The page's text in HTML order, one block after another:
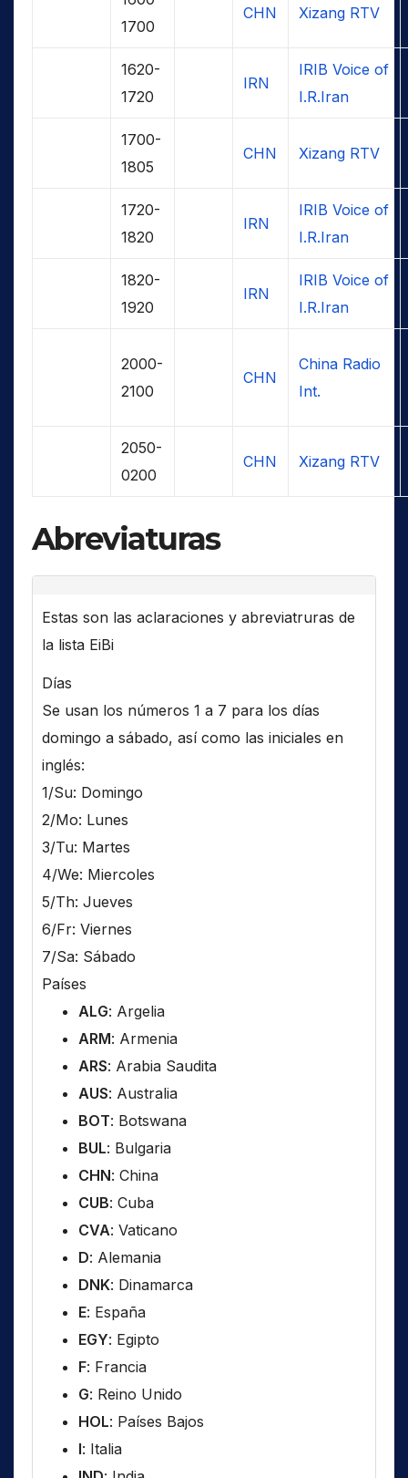
1700
CHN Xizang RTV
1620-
1720
IRN
IRIB Voice of
I.R.Iran
1700-
1805
CHN Xizang RTV
1720-
1820
IRN
IRIB Voice of
I.R.Iran
1820-
1920
IRN
IRIB Voice of
I.R.Iran
2000-
2100
CHN
China Radio
Int.
2050-
0200
CHN Xizang RTV
Abreviaturas
Estas son las aclaraciones y abreviatruras de
la lista EiBi
Días
Se usan los números 1 a 7 para los días
domingo a sábado, así como las iniciales en
inglés:
1/Su: Domingo
2/Mo: Lunes
3/Tu: Martes
4/We: Miercoles
5/Th: Jueves
6/Fr: Viernes
7/Sa: Sábado
Países
ALG: Argelia
ARM: Armenia
ARS: Arabia Saudita
AUS: Australia
BOT: Botswana
BUL: Bulgaria
CHN: China
CUB: Cuba
CVA: Vaticano
D: Alemania
DNK: Dinamarca
E: España
EGY: Egipto
F: Francia
G: Reino Unido
HOL: Países Bajos
I: Italia